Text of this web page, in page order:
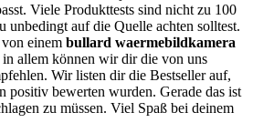
Viele Produkttests sind nicht zu 100
unbedingt auf die Quelle achten solltest.
einem bullard waermebildkamera
allem können wir dir die von uns
Wir listen dir die Bestseller auf,
positiv bewerten wurden. Gerade das ist
zu müssen. Viel Spaß bei deinem